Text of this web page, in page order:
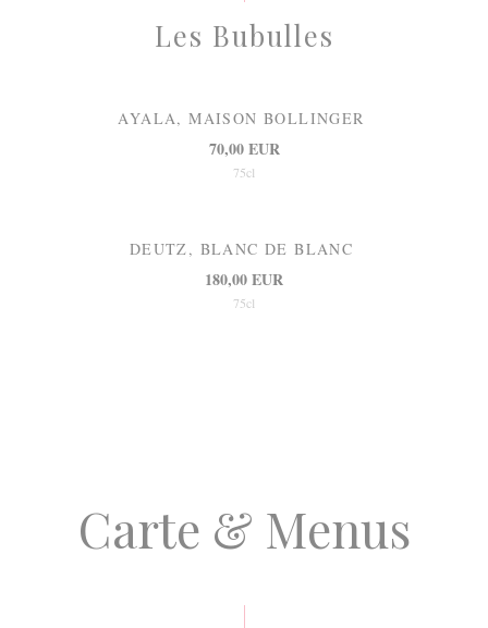
Les Bubulles
AYALA, MAISON BOLLINGER
70,00 EUR
75cl
DEUTZ, BLANC DE BLANC
180,00 EUR
75cl
Carte & Menus